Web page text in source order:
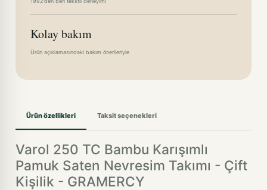
Kolay bakım
Ürün açıklamasındaki bakım önerileriyle
Ürün özellikleri Taksit seçenekleri
Varol 250 TC Bambu Karışımlı
Pamuk Saten Nevresim Takımı - Çift
Kişilik - GRAMERCY